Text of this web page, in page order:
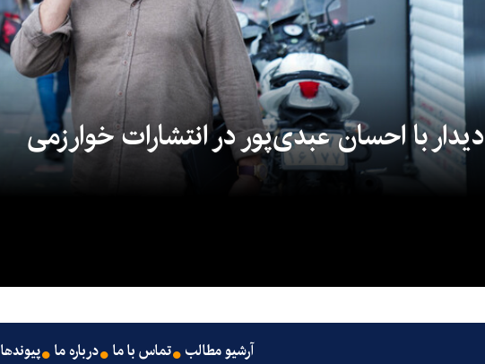
دیدار با احسان عبدی‌پور در انتشارات خوارزمی
آرشیو مطالب تماس با ما درباره ما پیوندها